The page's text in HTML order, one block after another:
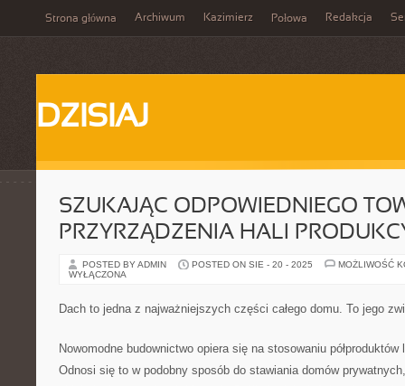
Strona główna Archiwum Kazimierz Połowa Redakcja
DZISIAJ
SZUKAJĄC ODPOWIEDNIEGO
PRZYRZĄDZENIA HALI
POSTED BY ADMIN POSTED ON SIE - 20 - 2025
MOŻLIWOŚĆ
WYŁĄCZONA
Dach to jedna z najważniejszych części całego domu. To jego
Nowomodne budownictwo opiera się na stosowaniu
Odnosi się to w podobny sposób do stawiania domów